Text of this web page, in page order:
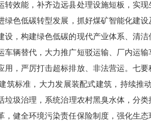
转效能，补齐边远县处理设施短板， 实现
绿色低碳转型发展， 抓好煤矿智能化建设
设，构建绿色低碳的现代产业体系、 清洁
车辆替代， 大力推广短驳运输、 厂内运输
用， 严厉打击超标排放、 非法营运。 七要
筑标准， 大力发展装配式建筑， 持续推
垃圾治理， 系统治理农村黑臭水体， 分类
，健全环境污染责任保险制度， 强化生态